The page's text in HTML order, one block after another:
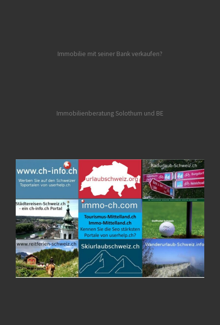
Immobilie mit seiner Bank verkaufen?
Immobilienberatung Solothurn und BE